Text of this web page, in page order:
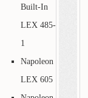
Built-In
LEX 485-
1
Napoleon
LEX 605